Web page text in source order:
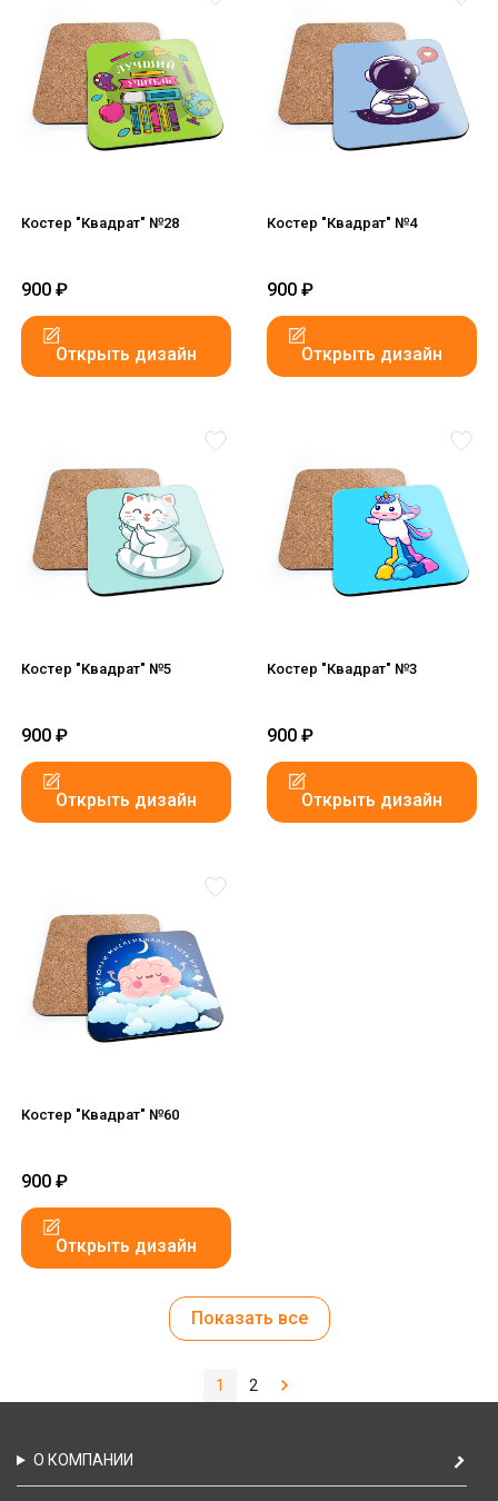
Костер "Квадрат" №28
900 ₽
Открыть дизайн
Костер "Квадрат" №4
900 ₽
Открыть дизайн
Костер "Квадрат" №5
900 ₽
Открыть дизайн
Костер "Квадрат" №3
900 ₽
Открыть дизайн
Костер "Квадрат" №60
900 ₽
Открыть дизайн
Показать все
1 2
О КОМПАНИИ